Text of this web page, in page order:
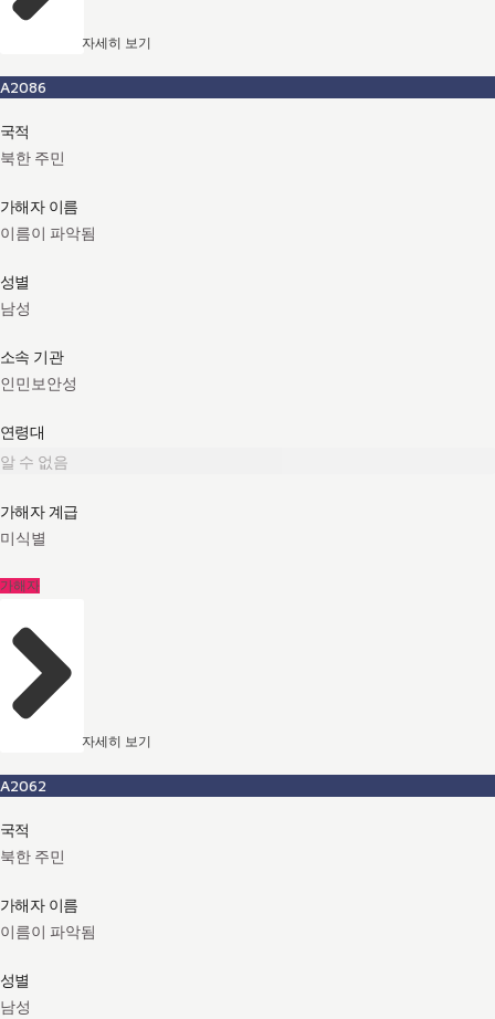
자세히 보기
A2086
국적
북한 주민
가해자 이름
이름이 파악됨
성별
남성
소속 기관
인민보안성
연령대
알 수 없음
가해자 계급
미식별
가해자
자세히 보기
A2062
국적
북한 주민
가해자 이름
이름이 파악됨
성별
남성